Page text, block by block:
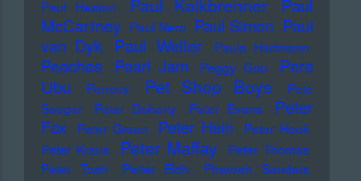
Paul Heaton Paul Kalkbrenner
Paul
McCartney Paul Nero Paul Simon Paul
van Dyk Paul Weller Paula Hartmann
Peaches Pearl Jam Peggy Gou
Pere
Ubu
Perrecy Pet Shop Boys
Pete
Seeger
Peter Doherty Peter Evans
Peter
Fox
Peter Green Peter Hein
Peter Hook
Peter Kraus
Peter Maffay
Peter Thomas
Peter Tosh
Petter Eldh Pharoah Sanders